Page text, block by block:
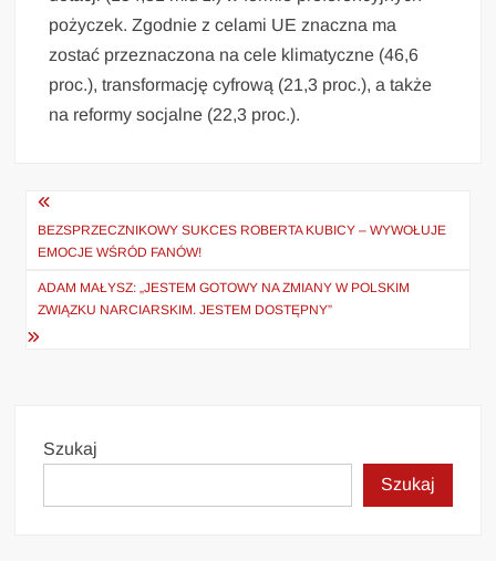
pożyczek. Zgodnie z celami UE znaczna ma
zostać przeznaczona na cele klimatyczne (46,6
proc.), transformację cyfrową (21,3 proc.), a także
na reformy socjalne (22,3 proc.).
Nawigacja
wpisu
BEZSPRZECZNIKOWY SUKCES ROBERTA KUBICY – WYWOŁUJE
EMOCJE WŚRÓD FANÓW!
ADAM MAŁYSZ: „JESTEM GOTOWY NA ZMIANY W POLSKIM
ZWIĄZKU NARCIARSKIM. JESTEM DOSTĘPNY”
Szukaj
Szukaj